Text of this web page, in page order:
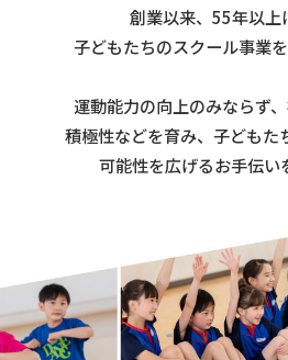
創業以来、55年以上
子どもたちのスクール事業
運動能力の向上のみならず、
積極性などを育み、子どもた
可能性を広げるお手伝い